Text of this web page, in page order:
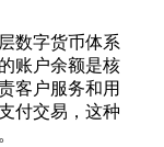
数字货币体系
账户余额是核
客户服务和用
付交易，这种